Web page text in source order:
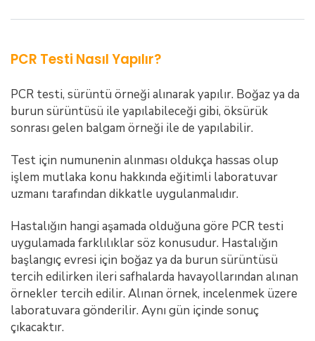
PCR Testi Nasıl Yapılır?
PCR testi, sürüntü örneği alınarak yapılır. Boğaz ya da
burun sürüntüsü ile yapılabileceği gibi, öksürük
sonrası gelen balgam örneği ile de yapılabilir.
Test için numunenin alınması oldukça hassas olup
işlem mutlaka konu hakkında eğitimli laboratuvar
uzmanı tarafından dikkatle uygulanmalıdır.
Hastalığın hangi aşamada olduğuna göre PCR testi
uygulamada farklılıklar söz konusudur. Hastalığın
başlangıç evresi için boğaz ya da burun sürüntüsü
tercih edilirken ileri safhalarda havayollarından alınan
örnekler tercih edilir. Alınan örnek, incelenmek üzere
laboratuvara gönderilir. Aynı gün içinde sonuç
çıkacaktır.